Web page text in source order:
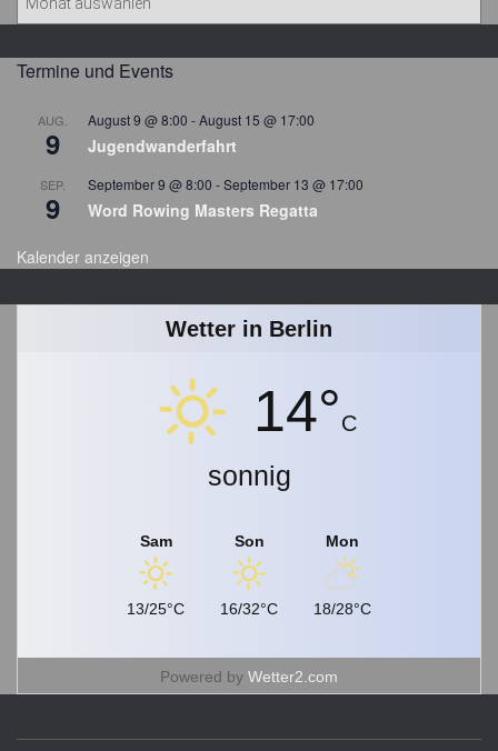
t
h
Termine und Events
AUG.
9
August 9 @ 8:00 -August 15 @ 17:00
Jugendwanderfahrt
SEP.
9
September 9 @ 8:00 -September 13 @ 17:00
Word Rowing Masters Regatta
Kalender anzeigen
Wetter in Berlin
14°C
sonnig
Sam
13/25°C
Son
16/32°C
Mon
18/28°C
Powered by Wetter2.com